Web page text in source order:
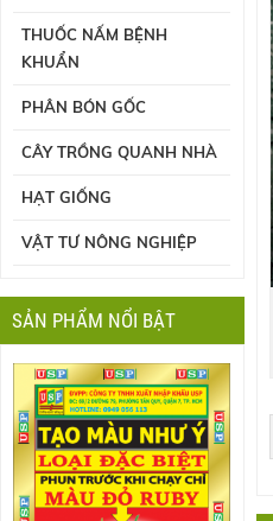
THUỐC NẤM BỆNH
KHUẨN
PHÂN BÓN GỐC
CÂY TRỒNG QUANH NHÀ
HẠT GIỐNG
VẬT TƯ NÔNG NGHIỆP
SẢN PHẨM NỔI BẬT